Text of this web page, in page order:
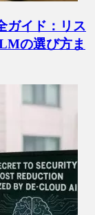
ガイド：リス
の選び方ま